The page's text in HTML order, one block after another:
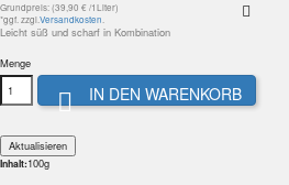
Grundpreis: (39,90 € /1Liter)
*ggf. zzgl.Versandkosten.
Leicht süß und scharf in Kombination
Menge
 IN DEN WARENKORB
Inhalt:100g